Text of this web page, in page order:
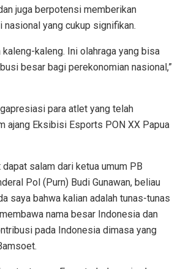
juga berpotensi memberikan
yang cukup signifikan.
kaleng-kaleng. Ini olahraga yang bisa
besar bagi perekonomian nasional,”
para atlet yang telah
ajang Eksibisi Esports PON XX Papua
salam dari ketua umum PB
Pol (Purn) Budi Gunawan, beliau
saya bahwa kalian adalah tunas-tunas
nama besar Indonesia dan
pada Indonesia dimasa yang